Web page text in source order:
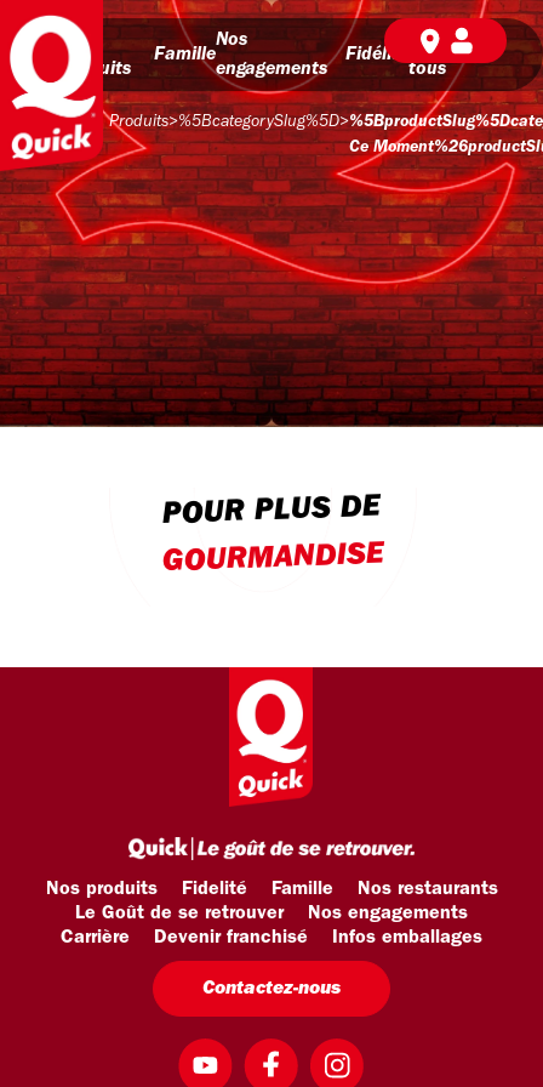
Nos
produits
Famille
Nos
engagements
Fidélité
BD pour
tous
Produits>%5BcategorySlug%5D>
Ce
POUR PLUS DE
GOURMANDISE
Nos produits Fidelité Famille
Nos restaurants
Le Goût de se retrouver
Nos engagements
Carrière
Devenir franchisé Infos emballages
Contactez-nous